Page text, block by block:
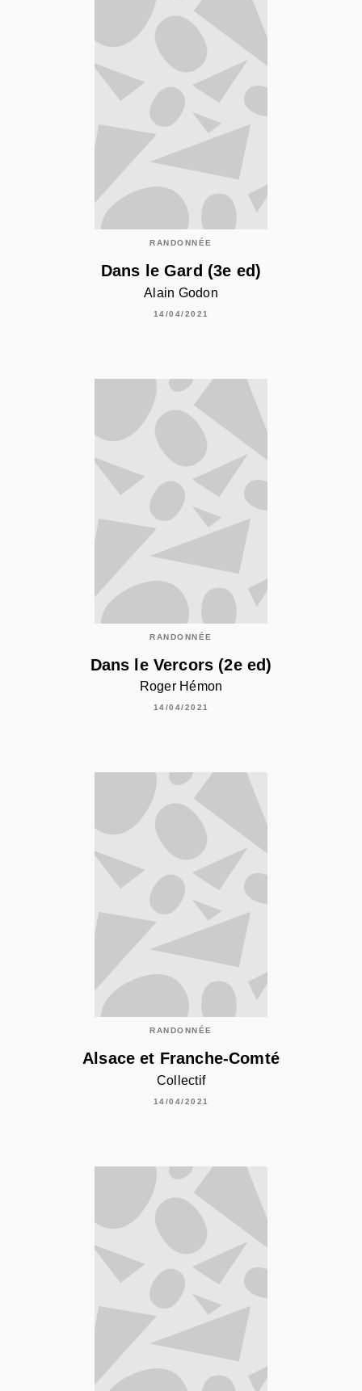
RANDONNÉE
Dans le Gard (3e ed)
Alain Godon
14/04/2021
RANDONNÉE
Dans le Vercors (2e ed)
Roger Hémon
14/04/2021
RANDONNÉE
Alsace et Franche-Comté
Collectif
14/04/2021